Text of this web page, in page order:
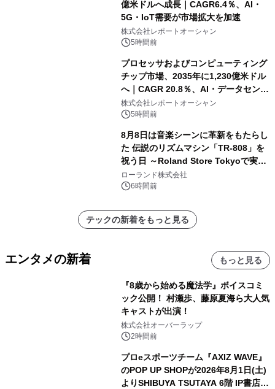
億米ドルへ成長｜CAGR6.4％、AI・
5G・IoT需要が市場拡大を加速
株式会社レポートオーシャン
5時間前
プロセッサおよびコンピューティング
チップ市場、2035年に1,230億米ドル
へ｜CAGR 20.8％、AI・データセンタ
ー需要が成長を牽引
株式会社レポートオーシャン
5時間前
8月8日は音楽シーンに革新をもたらし
た 伝説のリズムマシン「TR-808」を
祝う日 ～Roland Store Tokyoで実機
を展示しての 記念キャンペーンを開
催 英国ラジオ「NTS」の 特別プログ
アーティストを フィーチャーしたアニ
メーションを公開～
ローランド株式会社
6時間前
テックの新着をもっと見る
エンタメの新着 もっと見る
『8歳から始める魔法学』ボイスコミ
ック公開！ 村瀬歩、藤原夏海ら大人気
キャストが出演！
株式会社オーバーラップ
2時間前
プロeスポーツチーム『AXIZ WAVE』
のPOP UP SHOPが2026年8月1日(土)
よりSHIBUYA TSUTAYA 6階 IP書店で